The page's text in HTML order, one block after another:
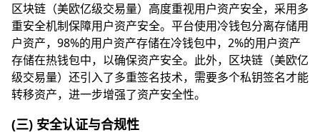
区块链（美欧亿级交易量）高度重视用户资产安全，采用多
重安全机制保障用户资产安全。平台使用冷钱包分离存储用
户资产，98%的用户资产存储在冷钱包中，2%的用户资产
存储在热钱包中，以确保资产安全。此外，区块链（美欧亿
级交易量）还引入了多重签名技术，需要多个私钥签名才能
转移资产，进一步增强了资产安全性。
(三) 安全认证与合规性